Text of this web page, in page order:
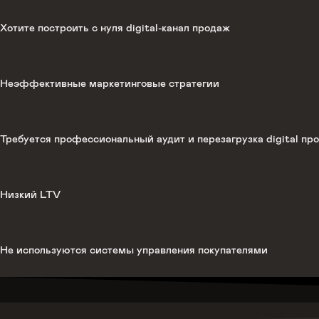
Хотите построить с нуля digital-канал продаж
Неэффективные маркетинговые стратегии
Требуется профессиональный аудит и перезагрузка digital
Низкий LTV
Не используются системы управления покупателями